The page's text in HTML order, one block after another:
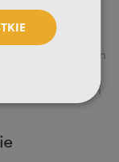
cen na polskim
oraz
dla agencji i